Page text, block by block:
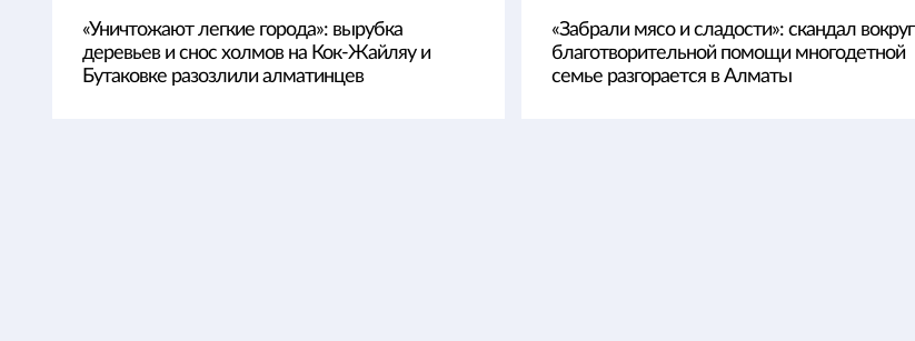
«Уничтожают легкие города»: вырубка
деревьев и снос холмов на Кок-Жайляу и
Бутаковке разозлили алматинцев
«Забрали мясо и сладости»: скандал вокруг
благотворительной помощи многодетной
семье разгорается в Алматы